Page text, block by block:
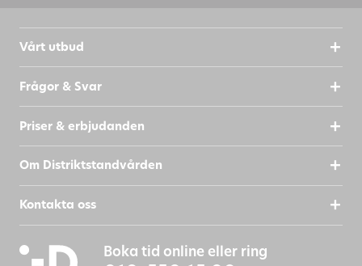
SKICKA FRÅGA
Vi förbehåller oss rätten att publicera din fråga
på vår webbsida. Vi visar aldrig ditt fullständiga
namn eller e-postadress.
Distriktstandvården behandlar dina
Vårt utbud
Frågor & Svar
Priser & erbjudanden
Om Distriktstandvården
Kontakta oss
Boka tid online eller ring